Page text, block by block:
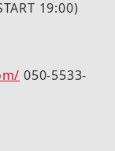
19:00)
050-5533-